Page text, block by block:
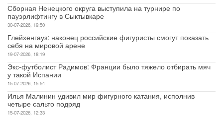
Сборная Ненецкого округа выступила на турнире по
пауэрлифтингу в Сыктывкаре
30-07-2026, 19:50
Глейхенгауз: наконец российские фигуристы смогут показать
себя на мировой арене
19-07-2026, 18:19
Экс-футболист Радимов: Франции было тяжело отбирать мяч
у такой Испании
15-07-2026, 15:54
Илья Малинин удивил мир фигурного катания, исполнив
четыре сальто подряд
15-07-2026, 12:33